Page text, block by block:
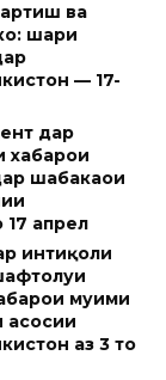
ва
шарҳи
— 17-
дар
шабакаҳои
17 апрел
интиқоли
муҳими
асосии
аз 3 то